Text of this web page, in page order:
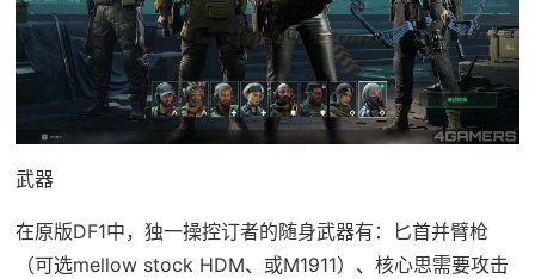
武器
在原版DF1中，独一操控订者的随身武器有：匕首并臂枪
（可选mellow stock HDM、或M1911）、核心思需要攻击